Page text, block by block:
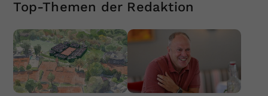
Top-Themen der Redaktion